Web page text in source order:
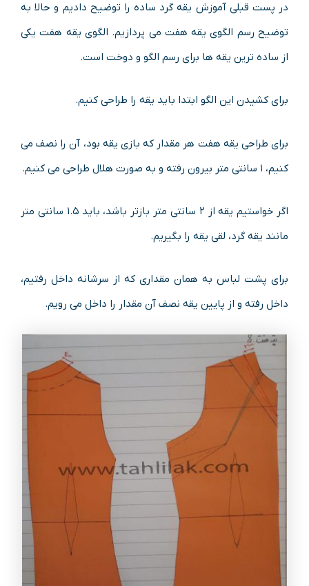
در پست قبلی آموزش یقه گرد ساده را توضیح دادیم و حالا به
توضیح رسم الگوی یقه هفت می پردازیم. الگوی یقه هفت یکی
از ساده ترین یقه ها برای رسم الگو و دوخت است.
برای کشیدن این الگو ابتدا باید یقه را طراحی کنیم.
برای طراحی یقه هفت هر مقدار که بازی یقه بود، آن را نصف می
کنیم، ۱ سانتی متر بیرون رفته و به صورت هلال طراحی می کنیم.
اگر خواستیم یقه از ۲ سانتی متر بازتر باشد، باید ۱.۵ سانتی متر
مانند یقه گرد، لقی یقه را بگیریم.
برای پشت لباس به همان مقداری که از سرشانه داخل رفتیم،
داخل رفته و از پایین یقه نصف آن مقدار را داخل می رویم.